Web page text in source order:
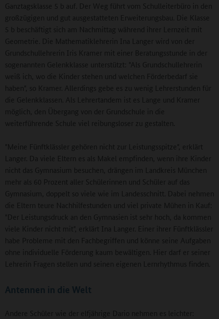
Ganztagsklasse 5 b auf. Der Weg führt vom Schulleiterbüro in den
großzügigen und gut ausgestatteten Erweiterungsbau. Die Klasse
5 b beschäftigt sich am Nachmittag während ihrer Lernzeit mit
Geometrie. Die Mathematiklehrerin Ina Langer wird von der
Grundschullehrerin Iris Kramer mit einer Beratungsstunde in der
sogenannten Gelenkklasse unterstützt: "Als Grundschullehrerin
weiß ich, wo die Kinder stehen und welchen Förderbedarf sie
haben", so Kramer. Allerdings gebe es zu wenig Lehrerstunden für
die Gelenkklassen. Als Lehrertandem ist es Lange und Kramer
möglich, den Übergang von der Grundschule in die
weiterführende Schule viel reibungsloser zu gestalten.
"Meine Fünftklässler gehören nicht zur Leistungsspitze", erklärt
Langer. Da viele Eltern es als Makel empfinden, wenn ihre Kinder
nicht das Gymnasium besuchen, drängen im Landkreis München
mehr als 60 Prozent aller Schülerinnen und Schüler auf das
Gymnasium, doppelt so viele wie im Landesschnitt. Dabei nehmen
die Eltern teure Nachhilfestunden und viel private Mühen in Kauf:
"Der Leistungsdruck an den Gymnasien ist sehr hoch, da kommen
viele Kinder nicht mit", erklärt Ina Langer. Einer ihrer Fünftklässler
habe Probleme mit den Fachbegriffen und könne seine Aufgaben
ohne individuelle Förderung kaum bewältigen. Hier darf er seiner
Lehrerin Fragen stellen und seinen eigenen Lernrhythmus finden.
Antennen in die Welt
Andere Schüler wie der elfjährige Dario nehmen es leichter: